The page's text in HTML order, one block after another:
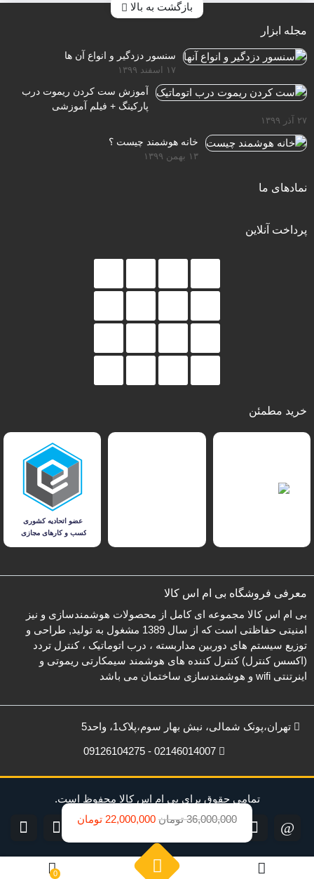
بازگشت به بالا
مجله ابزار
سنسور دزدگیر و انواع آن ها
۱۷ اسفند ۱۳۹۹
آموزش ست کردن ریموت درب
پارکینگ + فیلم آموزشی
۲۷ آذر ۱۳۹۹
خانه هوشمند چیست ؟
۱۳ بهمن ۱۳۹۹
نمادهای ما
پرداخت آنلاین
خرید مطمئن
معرفی فروشگاه بی ام اس کالا
بی ام اس کالا مجموعه ای کامل از محصولات هوشمندسازی و نیز
امنیتی حفاظتی است که از سال 1389 مشغول به تولید, طراحی و
توزیع سیستم های دوربین مداربسته ، درب اتوماتیک ، کنترل تردد
(اکسس کنترل) کنترل کننده های هوشمند سیمکارتی ریموتی و
اینرتنتی wifi و هوشمندسازی ساختمان می باشد
تهران،پونک شمالی، نبش بهار سوم،پلاک1، واحد5
02146014007 - 09126104275
تمامی حقوق برای بی ام اس کالا محفوظ است.
36,000,000 تومان
قیمت
22,000,000 تومان
قیمت
0